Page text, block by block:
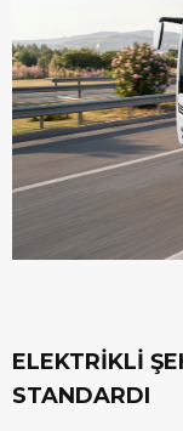
ELEKTRİKLİ
STANDARDI